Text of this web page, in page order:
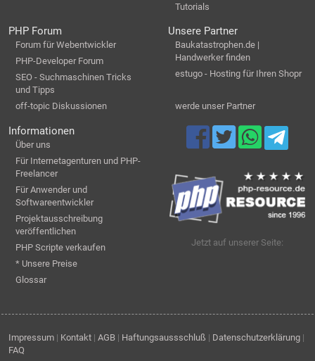
Tutorials
PHP Forum
Forum für Webentwickler
PHP-Developer Forum
SEO - Suchmaschinen Tricks
und Tipps
off-topic Diskussionen
Unsere Partner
Baukatastrophen.de |
Handwerker finden
estugo - Hosting für Ihren Shopr
werde unser Partner
Informationen
Über uns
Für Internetagenturen und PHP-
Freelancer
Für Anwender und
Softwareentwickler
Projektausschreibung
veröffentlichen
PHP Scripte verkaufen
* Unsere Preise
Glossar
Jetzt auf unserer Seite:
Impressum | Kontakt | AGB | Haftungsaussschluß | Datenschutzerklärung |
FAQ